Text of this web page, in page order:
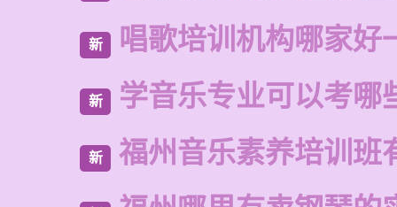
新 唱歌培训机构哪家好
新 学音乐专业可以考哪
新 福州音乐素养培训班